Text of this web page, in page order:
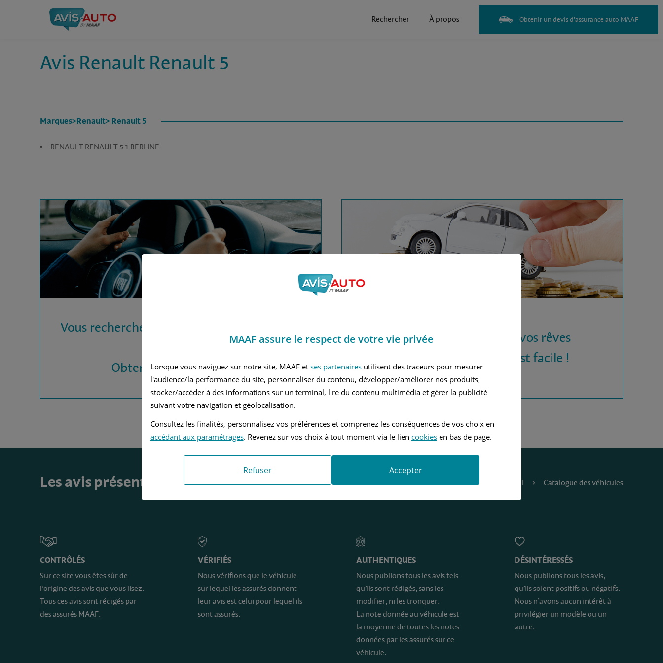
Rechercher À propos Obtenir un devis d'assurance auto MAAF
Avis Renault Renault 5
Marques>Renault> Renault 5
RENAULT RENAULT 5 1 BERLINE
Vous recherchez une assurance automobile
Obtenez vos devis MAAF
Financez la voiture de vos rêves
Avec le crédit auto, c'est facile !
Les avis présents sur ce site sont… Accueil Catalogue des véhicules
CONTRÔLÉS
Sur ce site vous êtes sûr de
l’origine des avis que vous lisez.
Tous ces avis sont rédigés par
des assurés MAAF.
VÉRIFIÉS
Nous vérifions que le véhicule
sur lequel les assurés donnent
leur avis est celui pour lequel ils
sont assurés.
AUTHENTIQUES
Nous publions tous les avis tels
qu’ils sont rédigés, sans les
modifier, ni les tronquer.
La note donnée au véhicule est
la moyenne de toutes les notes
données par les assurés sur ce
véhicule.
DÉSINTÉRESSÉS
Nous publions tous les avis,
qu’ils soient positifs ou négatifs.
Nous n’avons aucun intérêt à
privilégier un modèle ou un
autre.
MAAF assure le respect de votre vie privée
Lorsque vous naviguez sur notre site, MAAF et ses partenairesutilisent des traceurs pour mesurer
l'audience/la performance du site, personnaliser du contenu, développer/améliorer nos produits,
stocker/accéder à des informations sur un terminal, lire du contenu multimédia et gérer la publicité
suivant votre navigation et géolocalisation.
Consultez les finalités, personnalisez vos préférences et comprenez les conséquences de vos choix en
accédant aux paramétrages. Revenez sur vos choix à tout moment via le lien cookiesen bas de page.
Refuser Accepter